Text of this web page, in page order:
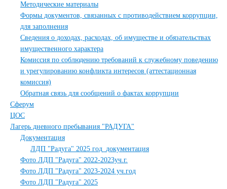
Методические материалы
Формы документов, связанных с противодействием коррупции,
для заполнения
Сведения о доходах, расходах, об имуществе и обязательствах
имущественного характера
Комиссия по соблюдению требований к служебному поведению
и урегулированию конфликта интересов (аттестационная
комиссия)
Обратная связь для сообщений о фактах коррупции
Сферум
ЦОС
Лагерь дневного пребывания "РАДУГА"
Документация
ЛДП "Радуга" 2025 год_документация
Фото ЛДП "Радуга" 2022-2023уч.г.
Фото ЛДП "Радуга" 2023-2024 уч.год
Фото ЛДП "Радуга" 2025